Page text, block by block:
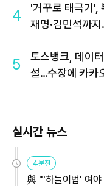
4
'거꾸로 태극기',
재명·김민석까
5
토스뱅크, 데이
설…수장에 카카
실시간 뉴스
4분전
與 "'하늘이법' 여야